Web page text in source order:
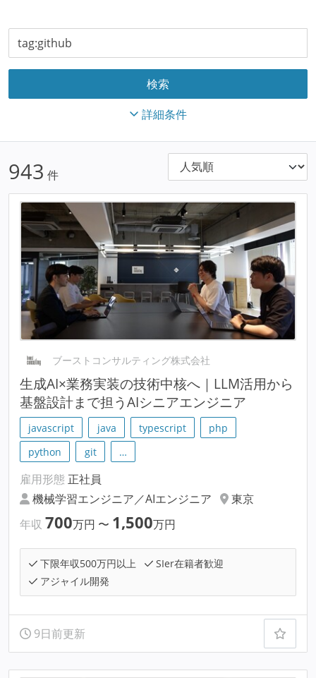
詳細条件
943 件
ブーストコンサルティング株式会社
生成AI×業務実装の技術中核へ｜LLM活用から
基盤設計まで担うAIシニアエンジニア
javascript java typescript
php
python
git …
雇用形態 正社員
機械学習エンジニア／AIエンジニア
東京
年収 700万円 〜 1,500万円
下限年収500万円以上
SIer在籍者歓迎
アジャイル開発
9日前更新